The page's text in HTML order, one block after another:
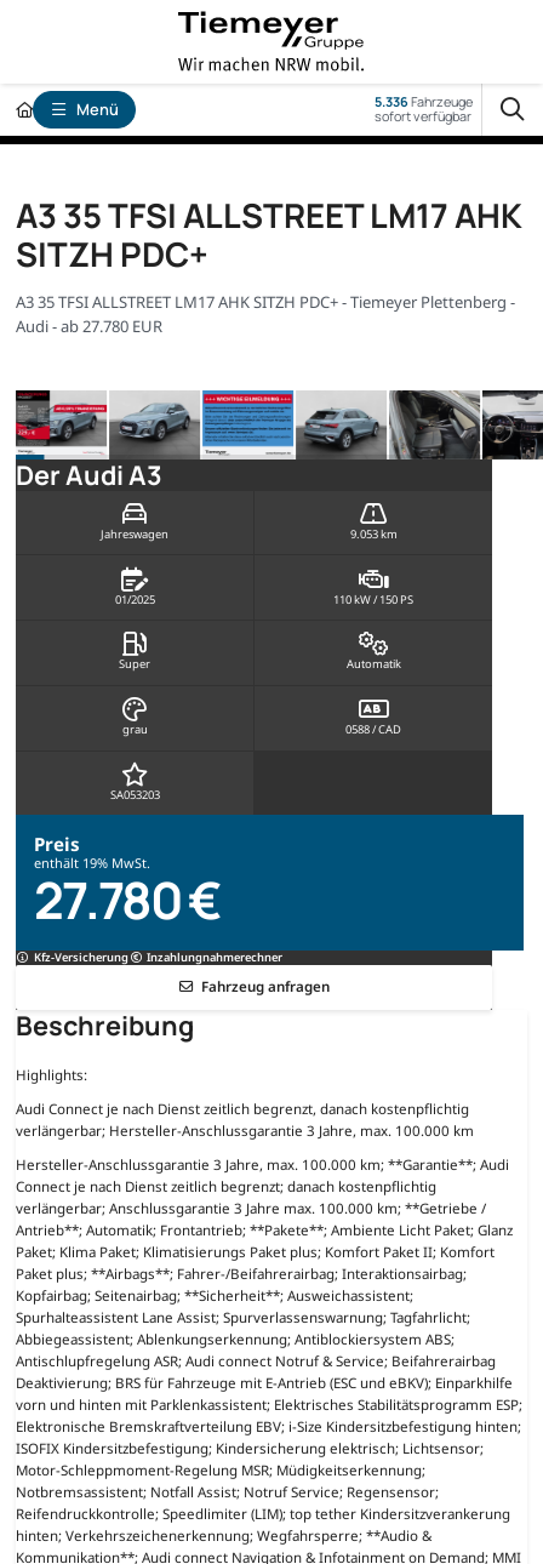
Menü 5.336Fahrzeuge
sofort verfügbar
A3 35 TFSI ALLSTREET LM17 AHK
SITZH PDC+
A3 35 TFSI ALLSTREET LM17 AHK SITZH PDC+ - Tiemeyer Plettenberg -
Audi - ab 27.780 EUR
Der Audi A3
Jahreswagen 9.053 km
01/2025 110 kW / 150 PS
Super Automatik
grau 0588 / CAD
SA053203
Preis
enthält 19% MwSt.
27.780 €
Kfz-Versicherung Inzahlungnahmerechner
Fahrzeug anfragen
Beschreibung
Highlights:
Audi Connect je nach Dienst zeitlich begrenzt, danach kostenpflichtig
verlängerbar; Hersteller-Anschlussgarantie 3 Jahre, max. 100.000 km
Hersteller-Anschlussgarantie 3 Jahre, max. 100.000 km; **Garantie**; Audi
Connect je nach Dienst zeitlich begrenzt; danach kostenpflichtig
verlängerbar; Anschlussgarantie 3 Jahre max. 100.000 km; **Getriebe /
Antrieb**; Automatik; Frontantrieb; **Pakete**; Ambiente Licht Paket; Glanz
Paket; Klima Paket; Klimatisierungs Paket plus; Komfort Paket II; Komfort
Paket plus; **Airbags**; Fahrer-/Beifahrerairbag; Interaktionsairbag;
Kopfairbag; Seitenairbag; **Sicherheit**; Ausweichassistent;
Spurhalteassistent Lane Assist; Spurverlassenswarnung; Tagfahrlicht;
Abbiegeassistent; Ablenkungserkennung; Antiblockiersystem ABS;
Antischlupfregelung ASR; Audi connect Notruf & Service; Beifahrerairbag
Deaktivierung; BRS für Fahrzeuge mit E-Antrieb (ESC und eBKV); Einparkhilfe
vorn und hinten mit Parklenkassistent; Elektrisches Stabilitätsprogramm ESP;
Elektronische Bremskraftverteilung EBV; i-Size Kindersitzbefestigung hinten;
ISOFIX Kindersitzbefestigung; Kindersicherung elektrisch; Lichtsensor;
Motor-Schleppmoment-Regelung MSR; Müdigkeitserkennung;
Notbremsassistent; Notfall Assist; Notruf Service; Regensensor;
Reifendruckkontrolle; Speedlimiter (LIM); top tether Kindersitzverankerung
hinten; Verkehrszeichenerkennung; Wegfahrsperre; **Audio &
Kommunikation**; Audi connect Navigation & Infotainment on Demand; MMI